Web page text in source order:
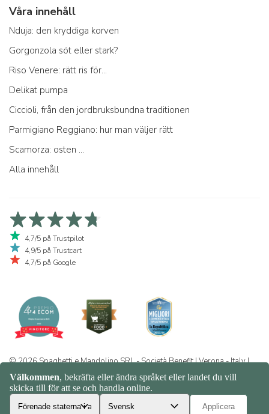
Våra innehåll
Nduja: den kryddiga korven
Gorgonzola söt eller stark?
Riso Venere: rätt ris för...
Delikat pumpa
Ciccioli, från den jordbruksbundna traditionen
Parmigiano Reggiano: hur man väljer rätt
Scamorza: osten ...
Alla innehåll
4,7/5 på Trustpilot
4,9/5 på Trustcart
4,7/5 på Google
© 2026 Spaghetti e Mandolino SRL - Società Benefit | Verona - Italy |
+39 351 865 9444 | P.I. IT04913730232 | Certificazione BIO: IT-BIO-
016.380-0110744.2026.001 | REA VR-455804 |Integritet och
cookiepolicy|Sitemap